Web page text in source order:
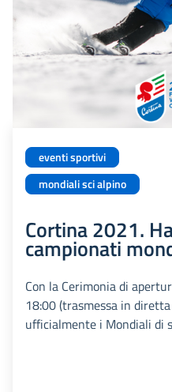
eventi sportivi
mondiali sci alpino
Cortina 2021.
campionati
Con la Cerimonia di
18:00 (trasmessa in
ufficialmente i Mondiali di